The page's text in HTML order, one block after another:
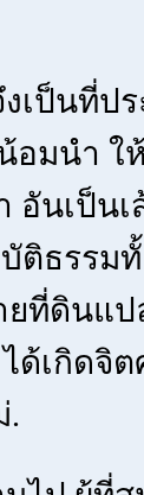
เป็นที่ป
อมนำ ใ
อันเป็น
ติธรรม
ยที่ดินแ
เกิดจิต
.